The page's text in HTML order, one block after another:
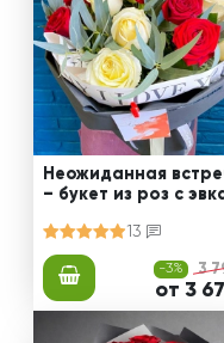
Неожиданная
– букет из роз с
13
-3% 3
от 3